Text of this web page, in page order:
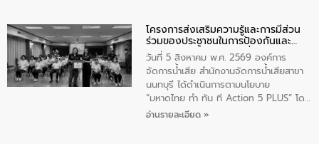
วัดสิงห์ จังหวัดชัยนาท โดยมีนายแสงชัย
สุขชื่น นายกเทศมนตรีตำบลวัดสิงห์ คณะผู้
บริหารเทศบาลตำบลวัดสิงห์ ผู้นำชุมชน และ
ประชาชนในพื้นที่เทศบาลตำบลวัดสิงก์ที่มี
ส่วนได้ส่วนเสียในโครงก่อสร้างศูนย์บริหาร
จัดการคุณภาพน้ำเทศบาลตำบลวัดสิงห์
จังหวัดชัยนาท ให้การต้อนรับ
โครงการส่งเสริมความรู้และการมีส่วน
ร่วมของประชาชนในการป้องกันและ
แก้ไขปัญหาน้ำเสียอย่างยั่งยืน
วันที่ 5 สิงหาคม พ.ศ. 2569 องค์การ
จัดการน้ำเสีย สำนักงานจัดการน้ำเสียสาขา
นนทบุรี ได้ดำเนินการตามนโยบาย
“มหาดไทย ทำ ทัน ที Action 5 PLUS” โดย
จัดโครงการส่งเสริมความรู้และการมีส่วน
อ่านรายละเอียด »